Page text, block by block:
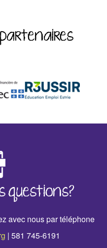
questions?
avec nous par téléphone
| 581 745-6191